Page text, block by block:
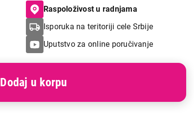
Raspoloživost u radnjama
Isporuka na teritoriji cele Srbije
Uputstvo za online poručivanje
Dodaj u korpu